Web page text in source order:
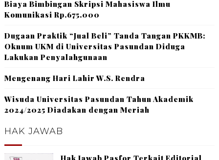
Biaya Bimbingan Skripsi Mahasiswa Ilmu
Komunikasi Rp.675.000
Dugaan Praktik “Jual Beli” Tanda Tangan PKKMB:
Oknum UKM di Universitas Pasundan Diduga
Lakukan Penyalahgunaan
Mengenang Hari Lahir W.S. Rendra
Wisuda Universitas Pasundan Tahun Akademik
2024/2025 Diadakan dengan Meriah
HAK JAWAB
Hak Jawab Pasfor Terkait Editorial